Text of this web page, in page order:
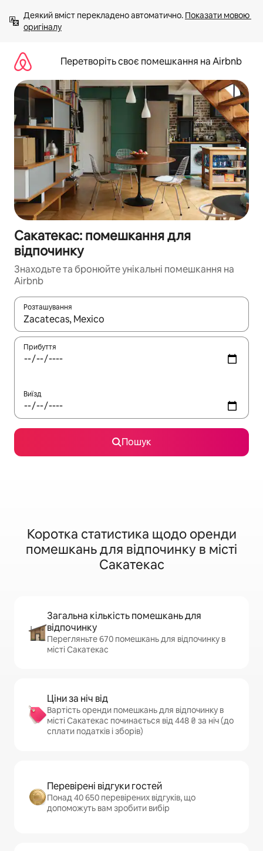
вмісту
Деякий вміст перекладено автоматично. Показати мовою
оригіналу
Перетворіть своє помешкання на Airbnb
Сакатекас: помешкання для
відпочинку
Знаходьте та бронюйте унікальні помешкання на
Airbnb
Розташування
Отримавши результати пошуку, використовуйте для
Прибуття
Виїзд
Пошук
Коротка статистика щодо оренди
помешкань для відпочинку в місті
Сакатекас
Загальна кількість помешкань для
відпочинку
Перегляньте 670 помешкань для відпочинку в
місті Сакатекас
Ціни за ніч від
Вартість оренди помешкань для відпочинку в
місті Сакатекас починається від 448 ₴ за ніч (до
сплати податків і зборів)
Перевірені відгуки гостей
Понад 40 650 перевірених відгуків, що
допоможуть вам зробити вибір